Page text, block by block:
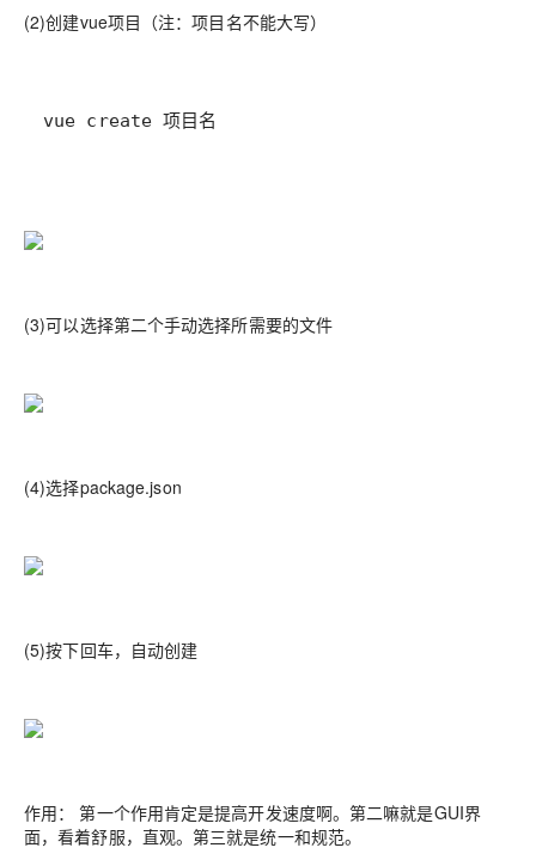
(2)创建vue项目（注：项目名不能大写）
vue create 项目名
(3)可以选择第二个手动选择所需要的文件
(4)选择package.json
(5)按下回车，自动创建
作用： 第一个作用肯定是提高开发速度啊。第二嘛就是GUI界
面，看着舒服，直观。第三就是统一和规范。